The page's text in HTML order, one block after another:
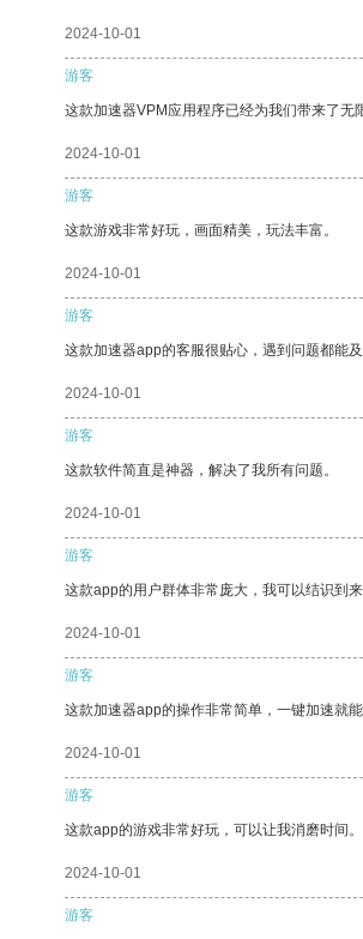
2024-10-01
游客
这款加速器VPM应用程序已经为我们带来了无
2024-10-01
游客
这款游戏非常好玩，画面精美，玩法丰富。
2024-10-01
游客
这款加速器app的客服很贴心，遇到问题都能
2024-10-01
游客
这款软件简直是神器，解决了我所有问题。
2024-10-01
游客
这款app的用户群体非常庞大，我可以结识到来
2024-10-01
游客
这款加速器app的操作非常简单，一键加速就能
2024-10-01
游客
这款app的游戏非常好玩，可以让我消磨时间。
2024-10-01
游客